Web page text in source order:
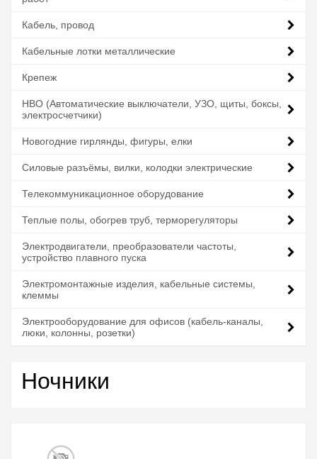
Кабель, провод
Кабельные лотки металлические
Крепеж
НВО (Автоматические выключатели, УЗО, щиты, боксы,
электросчетчики)
Новогодние гирлянды, фигуры, елки
Силовые разъёмы, вилки, колодки электрические
Телекоммуникационное оборудование
Теплые полы, обогрев труб, терморегуляторы
Электродвигатели, преобразователи частоты,
устройство плавного пуска
Электромонтажные изделия, кабельные системы,
клеммы
Электрооборудование для офисов (кабель-каналы,
люки, колонны, розетки)
Ночники